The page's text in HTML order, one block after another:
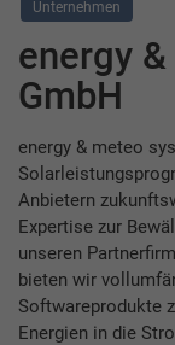
Unternehmen
energy
GmbH
energy & meteo
Anbietern
Expertise zur
unseren
bieten wir
Softwareprodukte
Energien in die